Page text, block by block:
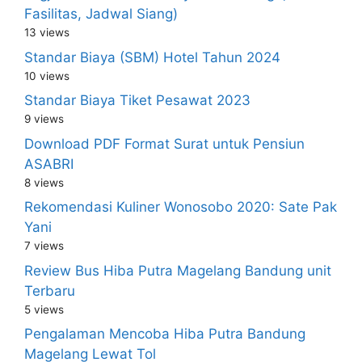
Fasilitas, Jadwal Siang)
13 views
Standar Biaya (SBM) Hotel Tahun 2024
10 views
Standar Biaya Tiket Pesawat 2023
9 views
Download PDF Format Surat untuk Pensiun
ASABRI
8 views
Rekomendasi Kuliner Wonosobo 2020: Sate Pak
Yani
7 views
Review Bus Hiba Putra Magelang Bandung unit
Terbaru
5 views
Pengalaman Mencoba Hiba Putra Bandung
Magelang Lewat Tol